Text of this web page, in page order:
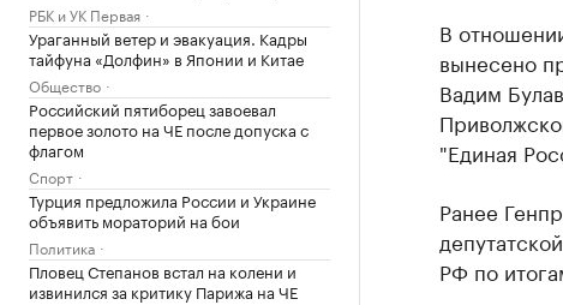
РБК и УК Первая
Ураганный ветер и эвакуация. Кадры
тайфуна «Долфин» в Японии и Китае
Общество
Российский пятиборец завоевал
первое золото на ЧЕ после допуска с
флагом
Спорт
Турция предложила России и Украине
объявить мораторий на бои
Политика
Пловец Степанов встал на колени и
извинился за критику Парижа на ЧЕ
В
вынесено
Вадим
"Единая
Ранее
РФ по